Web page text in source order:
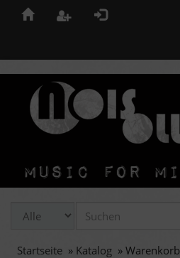
Startseite » Katalog » Warenkorb